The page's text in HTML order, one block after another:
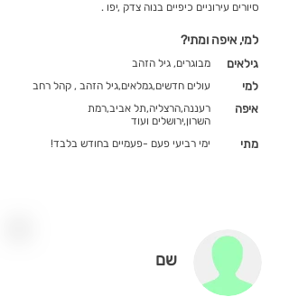
סיורים עירוניים כיפיים בנוה צדק ,יפו .
למי, איפה ומתי?
מבוגרים, גיל הזהב גילאים
עולים חדשים,גמלאים,גיל הזהב , קהל רחב למי
רעננה,הרצליה,תל אביב,רמת
השרון,ירושלים ועוד
איפה
ימי רביעי פעם -פעמיים בחודש בלבד! מתי
שם